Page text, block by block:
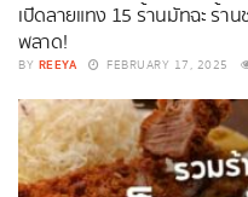
เปิดลายแทง 15 ร้านมัทฉะ ร้าน
พลาด!
BY REEYA FEBRUARY 17, 2025